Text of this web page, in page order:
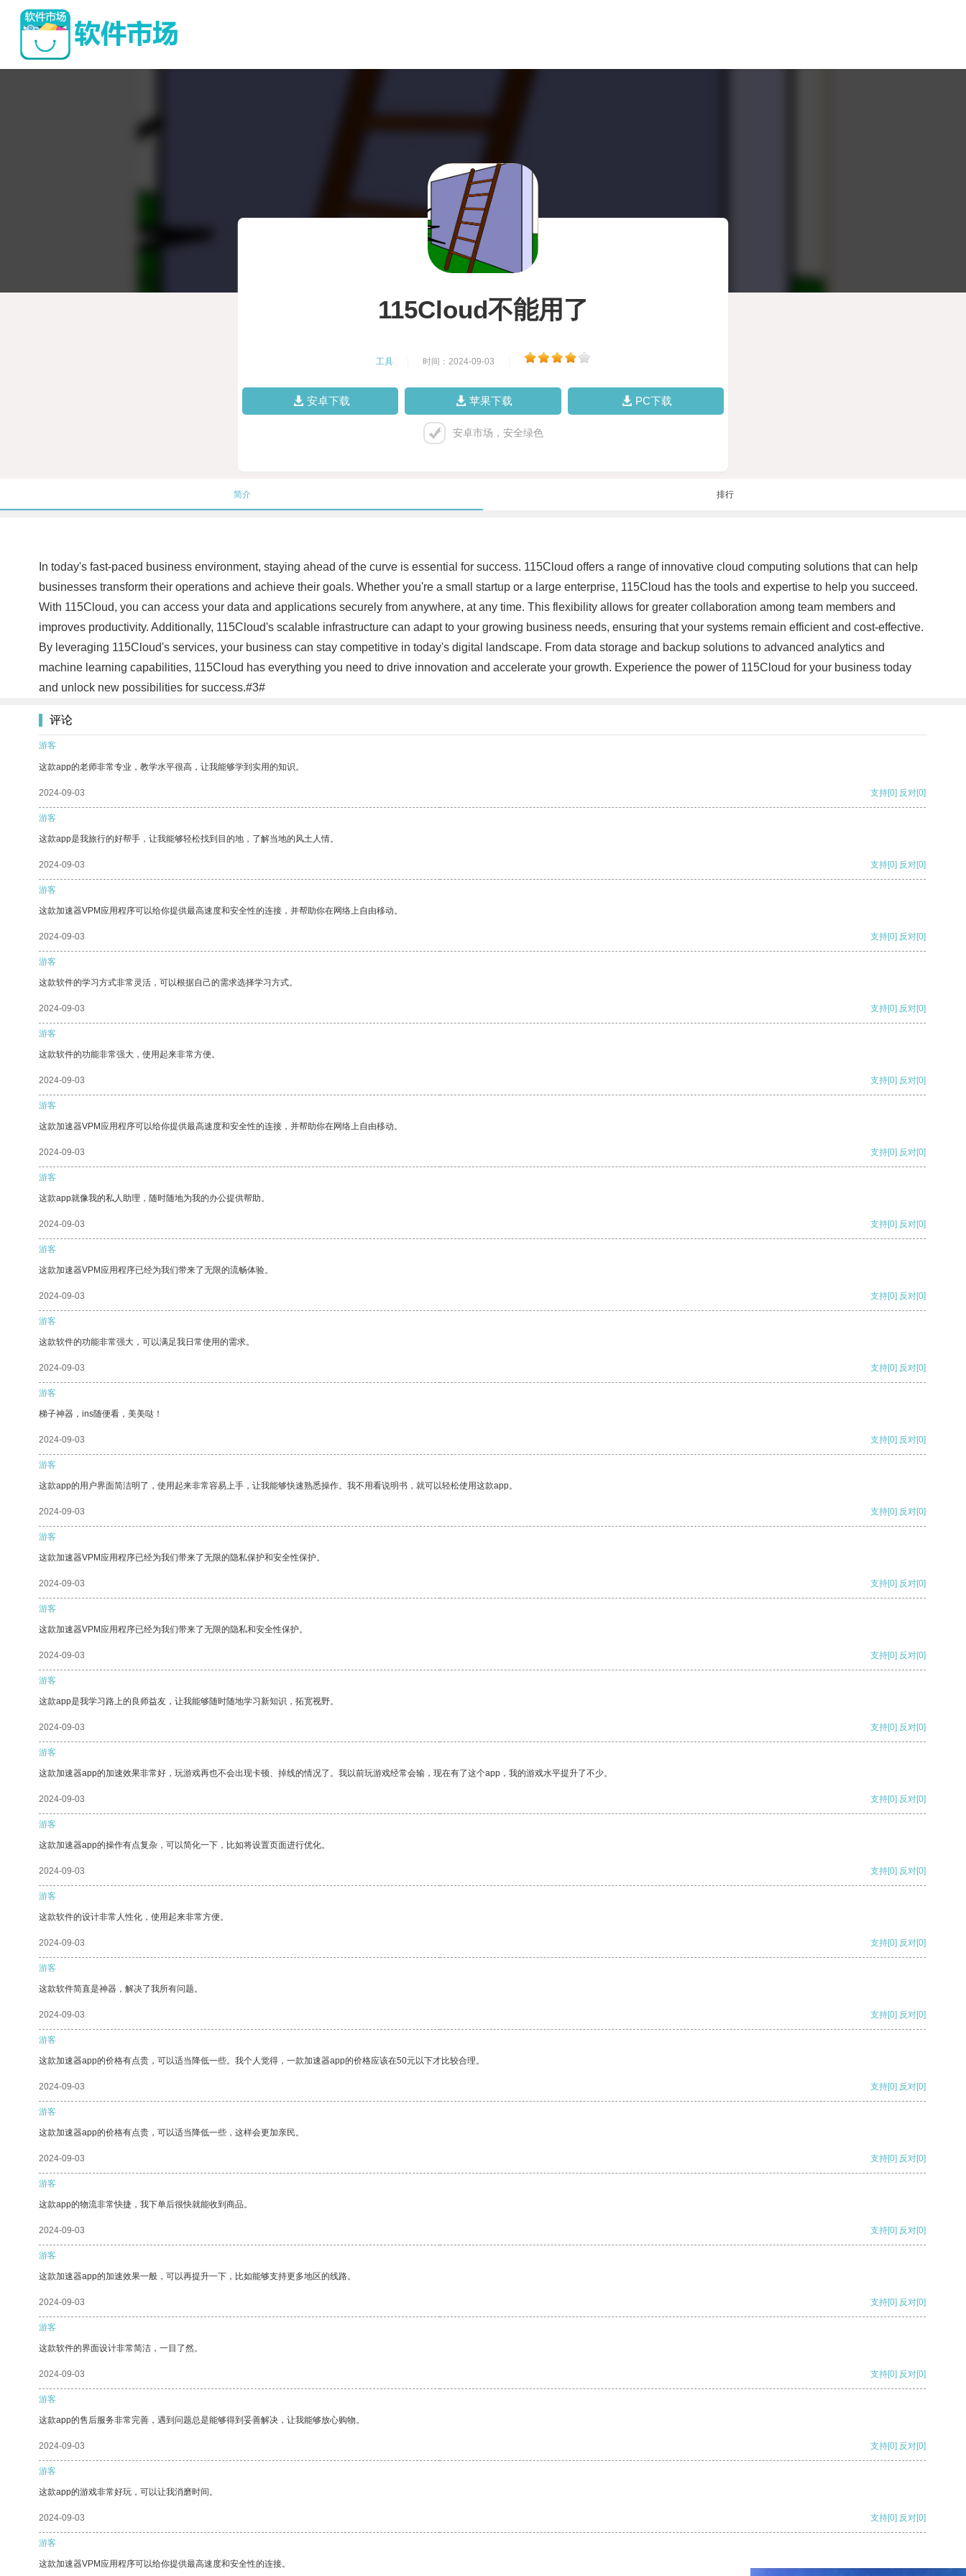
115Cloud不能用了
工具 时间：2024-09-03
安卓下载 苹果下载 PC下载
安卓市场，安全绿色
简介 排行
In today's fast-paced business environment, staying ahead of the curve is essential for success. 115Cloud offers a range of innovative cloud computing solutions that can help
businesses transform their operations and achieve their goals. Whether you're a small startup or a large enterprise, 115Cloud has the tools and expertise to help you succeed.
With 115Cloud, you can access your data and applications securely from anywhere, at any time. This flexibility allows for greater collaboration among team members and
improves productivity. Additionally, 115Cloud's scalable infrastructure can adapt to your growing business needs, ensuring that your systems remain efficient and cost-effective.
By leveraging 115Cloud's services, your business can stay competitive in today's digital landscape. From data storage and backup solutions to advanced analytics and
machine learning capabilities, 115Cloud has everything you need to drive innovation and accelerate your growth. Experience the power of 115Cloud for your business today
and unlock new possibilities for success.#3#
评论
游客
这款app的老师非常专业，教学水平很高，让我能够学到实用的知识。
2024-09-03 支持[0] 反对[0]
游客
这款app是我旅行的好帮手，让我能够轻松找到目的地，了解当地的风土人情。
2024-09-03 支持[0] 反对[0]
游客
这款加速器VPM应用程序可以给你提供最高速度和安全性的连接，并帮助你在网络上自由移动。
2024-09-03 支持[0] 反对[0]
游客
这款软件的学习方式非常灵活，可以根据自己的需求选择学习方式。
2024-09-03 支持[0] 反对[0]
游客
这款软件的功能非常强大，使用起来非常方便。
2024-09-03 支持[0] 反对[0]
游客
这款加速器VPM应用程序可以给你提供最高速度和安全性的连接，并帮助你在网络上自由移动。
2024-09-03 支持[0] 反对[0]
游客
这款app就像我的私人助理，随时随地为我的办公提供帮助。
2024-09-03 支持[0] 反对[0]
游客
这款加速器VPM应用程序已经为我们带来了无限的流畅体验。
2024-09-03 支持[0] 反对[0]
游客
这款软件的功能非常强大，可以满足我日常使用的需求。
2024-09-03 支持[0] 反对[0]
游客
梯子神器，ins随便看，美美哒！
2024-09-03 支持[0] 反对[0]
游客
这款app的用户界面简洁明了，使用起来非常容易上手，让我能够快速熟悉操作。我不用看说明书，就可以轻松使用这款app。
2024-09-03 支持[0] 反对[0]
游客
这款加速器VPM应用程序已经为我们带来了无限的隐私保护和安全性保护。
2024-09-03 支持[0] 反对[0]
游客
这款加速器VPM应用程序已经为我们带来了无限的隐私和安全性保护。
2024-09-03 支持[0] 反对[0]
游客
这款app是我学习路上的良师益友，让我能够随时随地学习新知识，拓宽视野。
2024-09-03 支持[0] 反对[0]
游客
这款加速器app的加速效果非常好，玩游戏再也不会出现卡顿、掉线的情况了。我以前玩游戏经常会输，现在有了这个app，我的游戏水平提升了不少。
2024-09-03 支持[0] 反对[0]
游客
这款加速器app的操作有点复杂，可以简化一下，比如将设置页面进行优化。
2024-09-03 支持[0] 反对[0]
游客
这款软件的设计非常人性化，使用起来非常方便。
2024-09-03 支持[0] 反对[0]
游客
这款软件简直是神器，解决了我所有问题。
2024-09-03 支持[0] 反对[0]
游客
这款加速器app的价格有点贵，可以适当降低一些。我个人觉得，一款加速器app的价格应该在50元以下才比较合理。
2024-09-03 支持[0] 反对[0]
游客
这款加速器app的价格有点贵，可以适当降低一些，这样会更加亲民。
2024-09-03 支持[0] 反对[0]
游客
这款app的物流非常快捷，我下单后很快就能收到商品。
2024-09-03 支持[0] 反对[0]
游客
这款加速器app的加速效果一般，可以再提升一下，比如能够支持更多地区的线路。
2024-09-03 支持[0] 反对[0]
游客
这款软件的界面设计非常简洁，一目了然。
2024-09-03 支持[0] 反对[0]
游客
这款app的售后服务非常完善，遇到问题总是能够得到妥善解决，让我能够放心购物。
2024-09-03 支持[0] 反对[0]
游客
这款app的游戏非常好玩，可以让我消磨时间。
2024-09-03 支持[0] 反对[0]
游客
这款加速器VPM应用程序可以给你提供最高速度和安全性的连接。